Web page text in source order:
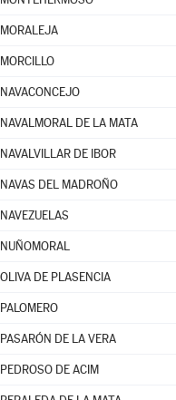
MORALEJA
MORCILLO
NAVACONCEJO
NAVALMORAL DE LA MATA
NAVALVILLAR DE IBOR
NAVAS DEL MADROÑO
NAVEZUELAS
NUÑOMORAL
OLIVA DE PLASENCIA
PALOMERO
PASARÓN DE LA VERA
PEDROSO DE ACIM